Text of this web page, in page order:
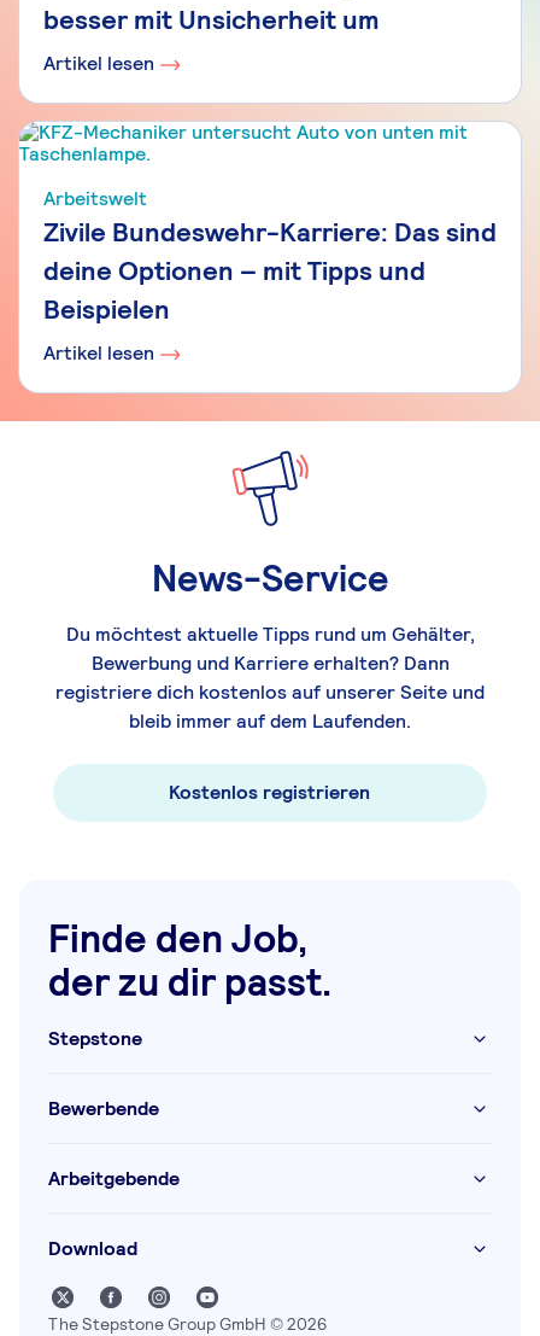
besser mit Unsicherheit um
Artikel lesen
Arbeitswelt
Zivile Bundeswehr-Karriere: Das sind
deine Optionen – mit Tipps und
Beispielen
Artikel lesen
News-Service
Du möchtest aktuelle Tipps rund um Gehälter,
Bewerbung und Karriere erhalten? Dann
registriere dich kostenlos auf unserer Seite und
bleib immer auf dem Laufenden.
Kostenlos registrieren
Finde den Job,
der zu dir passt.
Stepstone
Bewerbende
Arbeitgebende
Download
The Stepstone Group GmbH © 2026